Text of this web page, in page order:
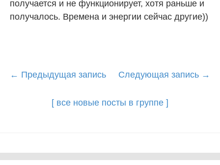
получается и не функционирует, хотя раньше и
получалось. Времена и энергии сейчас другие))
Post
← Предыдущая запись Следующая запись →
[ все новые посты в группе ]